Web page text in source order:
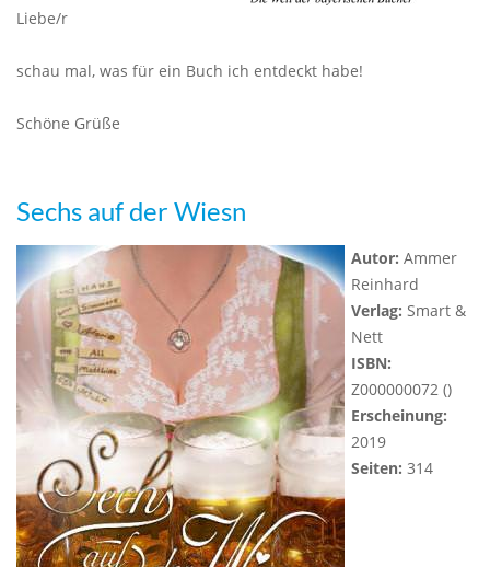
Liebe/r
schau mal, was für ein Buch ich entdeckt habe!
Schöne Grüße
Sechs auf der Wiesn
Autor: Ammer
Reinhard
Verlag: Smart &
Nett
ISBN:
Z000000072 ()
Erscheinung:
2019
Seiten: 314